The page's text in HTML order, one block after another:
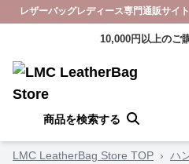
レザーバッグレディース専門通販サイ
10,000円以上のご
商品を検索する
LMC LeatherBag Store TOP › ハ